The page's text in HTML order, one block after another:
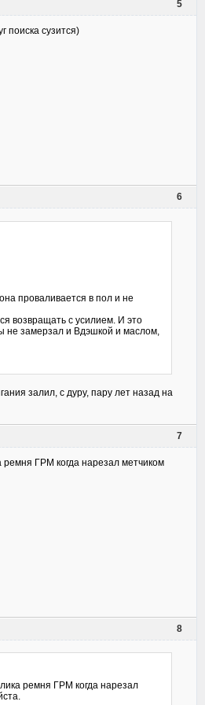
5
поиска сузится)
6
проваливается в пол и не
возвращать с усилием. И это
не замерзал и Вдэшкой и маслом,
залил, с дуру, пару лет назад на
7
ГРМ когда нарезал метчиком
8
ремня ГРМ когда нарезал